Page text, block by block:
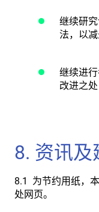
继续研
法，以
继续进
改进之处
8. 资讯及
8.1 为节约用纸，
处网页。